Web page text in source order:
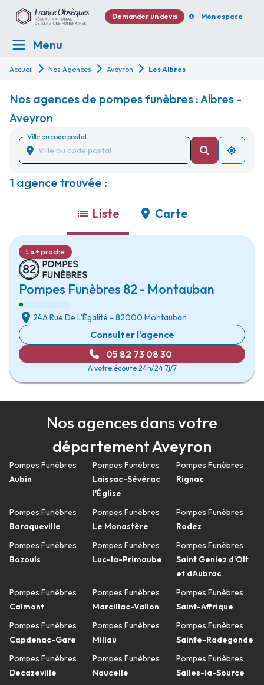
Demander un devis Mon espace
Menu
Accueil Nos Agences Aveyron Les Albres
Nos agences de pompes funèbres : Albres -
Aveyron
Ville ou code postal
1 agence trouvée :
Liste Carte
Pompes Funèbres 82 - Montauban
La + proche
24A Rue De L'Égalité - 82000 Montauban
Consulter l'agence
05 82 73 08 30
A votre écoute 24h/24 7j/7
Nos agences dans votre
département Aveyron
Pompes Funèbres
Aubin
Pompes Funèbres
Baraqueville
Pompes Funèbres
Bozouls
Pompes Funèbres
Calmont
Pompes Funèbres
Capdenac-Gare
Pompes Funèbres
Decazeville
Pompes Funèbres
Laissac-Sévérac
l'Église
Pompes Funèbres
Le Monastère
Pompes Funèbres
Luc-la-Primaube
Pompes Funèbres
Marcillac-Vallon
Pompes Funèbres
Millau
Pompes Funèbres
Naucelle
Pompes Funèbres
Rignac
Pompes Funèbres
Rodez
Pompes Funèbres
Saint Geniez d'Olt
et d'Aubrac
Pompes Funèbres
Saint-Affrique
Pompes Funèbres
Sainte-Radegonde
Pompes Funèbres
Salles-la-Source